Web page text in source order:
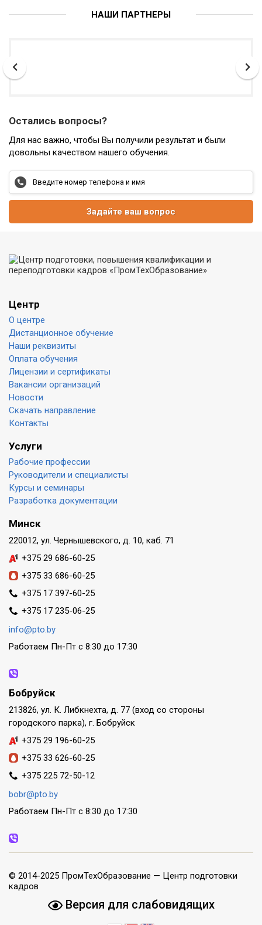
НАШИ ПАРТНЕРЫ
Остались вопросы?
Для нас важно, чтобы Вы получили результат и были
довольны качеством нашего обучения.
Задайте ваш вопрос
Центр
О центре
Дистанционное обучение
Наши реквизиты
Оплата обучения
Лицензии и сертификаты
Вакансии организаций
Новости
Скачать направление
Контакты
Услуги
Рабочие профессии
Руководители и специалисты
Курсы и семинары
Разработка документации
Минск
220012, ул. Чернышевского, д. 10, каб. 71
+375 29 686-60-25
+375 33 686-60-25
+375 17 397-60-25
+375 17 235-06-25
info@pto.by
Работаем Пн-Пт с 8:30 до 17:30
Бобруйск
213826, ул. К. Либкнехта, д. 77 (вход со стороны
городского парка), г. Бобруйск
+375 29 196-60-25
+375 33 626-60-25
+375 225 72-50-12
bobr@pto.by
Работаем Пн-Пт с 8:30 до 17:30
© 2014-2025 ПромТехОбразование — Центр подготовки
кадров
Версия для слабовидящих